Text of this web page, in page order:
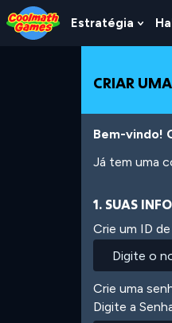
Skip
to
Top
Skip
to
Navigation
Skip
to
Main
Skip
to
Footer
para
Estratégia
CRIAR
Bem-vindo!
Já tem uma
1. SUAS
Crie um ID
Crie uma
Digite a